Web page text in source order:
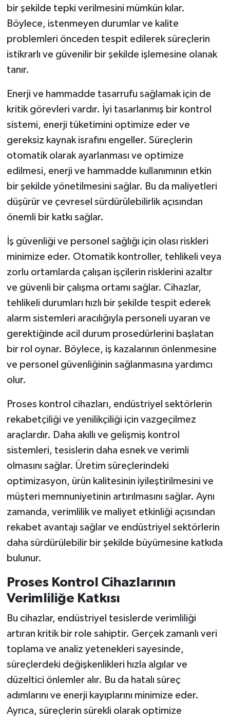
bir şekilde tepki verilmesini mümkün kılar.
Böylece, istenmeyen durumlar ve kalite
problemleri önceden tespit edilerek süreçlerin
istikrarlı ve güvenilir bir şekilde işlemesine olanak
tanır.
Enerji ve hammadde tasarrufu sağlamak için de
kritik görevleri vardır. İyi tasarlanmış bir kontrol
sistemi, enerji tüketimini optimize eder ve
gereksiz kaynak israfını engeller. Süreçlerin
otomatik olarak ayarlanması ve optimize
edilmesi, enerji ve hammadde kullanımının etkin
bir şekilde yönetilmesini sağlar. Bu da maliyetleri
düşürür ve çevresel sürdürülebilirlik açısından
önemli bir katkı sağlar.
İş güvenliği ve personel sağlığı için olası riskleri
minimize eder. Otomatik kontroller, tehlikeli veya
zorlu ortamlarda çalışan işçilerin risklerini azaltır
ve güvenli bir çalışma ortamı sağlar. Cihazlar,
tehlikeli durumları hızlı bir şekilde tespit ederek
alarm sistemleri aracılığıyla personeli uyaran ve
gerektiğinde acil durum prosedürlerini başlatan
bir rol oynar. Böylece, iş kazalarının önlenmesine
ve personel güvenliğinin sağlanmasına yardımcı
olur.
Proses kontrol cihazları, endüstriyel sektörlerin
rekabetçiliği ve yenilikçiliği için vazgeçilmez
araçlardır. Daha akıllı ve gelişmiş kontrol
sistemleri, tesislerin daha esnek ve verimli
olmasını sağlar. Üretim süreçlerindeki
optimizasyon, ürün kalitesinin iyileştirilmesini ve
müşteri memnuniyetinin artırılmasını sağlar. Aynı
zamanda, verimlilik ve maliyet etkinliği açısından
rekabet avantajı sağlar ve endüstriyel sektörlerin
daha sürdürülebilir bir şekilde büyümesine katkıda
bulunur.
Proses Kontrol Cihazlarının
Verimliliğe Katkısı
Bu cihazlar, endüstriyel tesislerde verimliliği
artıran kritik bir role sahiptir. Gerçek zamanlı veri
toplama ve analiz yetenekleri sayesinde,
süreçlerdeki değişkenlikleri hızla algılar ve
düzeltici önlemler alır. Bu da hatalı süreç
adımlarını ve enerji kayıplarını minimize eder.
Ayrıca, süreçlerin sürekli olarak optimize